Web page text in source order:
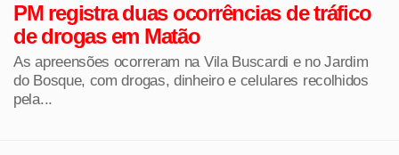
PM registra duas ocorrências de tráfico
de drogas em Matão
As apreensões ocorreram na Vila Buscardi e no Jardim
do Bosque, com drogas, dinheiro e celulares recolhidos
pela...